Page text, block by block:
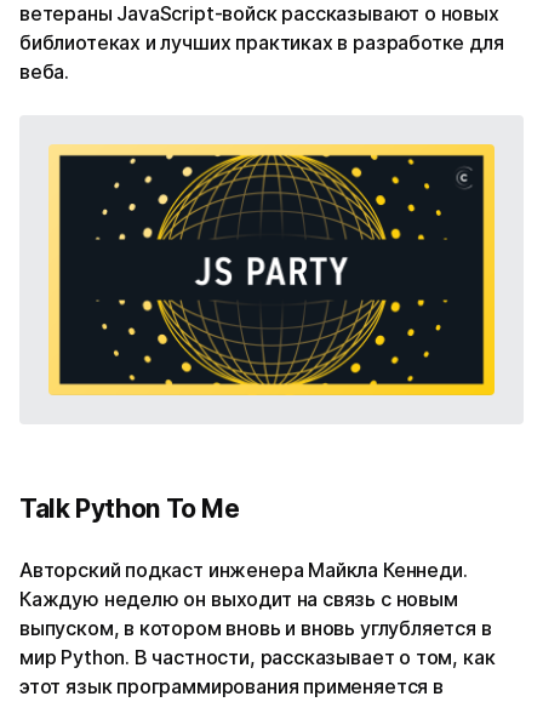
ветераны JavaScript-войск рассказывают о новых
библиотеках и лучших практиках в разработке для
веба.
Talk Python To Me
Авторский подкаст инженера Майкла Кеннеди.
Каждую неделю он выходит на связь с новым
выпуском, в котором вновь и вновь углубляется в
мир Python. В частности, рассказывает о том, как
этот язык программирования применяется в